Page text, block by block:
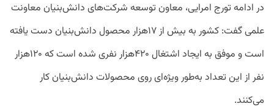
در ادامه تورج امرایی، معاون توسعه شرکت‌های دانش‌بنیان معاونت
علمی گفت: کشور به بیش از ۱۷هزار محصول دانش‌بنیان دست یافته
است و موفق به ایجاد اشتغال ۴۲۰هزار نفری شده است که ۱۲۰هزار
نفر از این تعداد به‌طور ویژه‌ای روی محصولات دانش‌بنیان کار
می‌کنند.